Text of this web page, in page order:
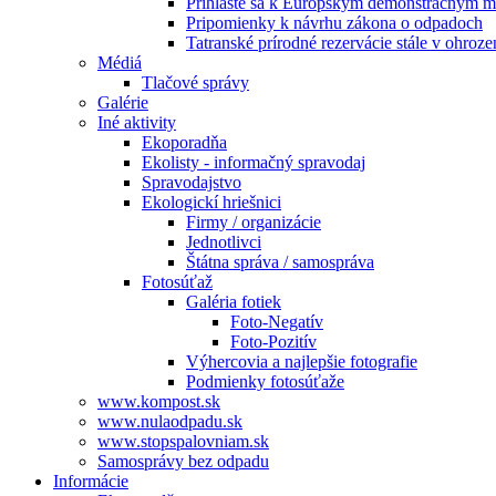
Pripomienky k návrhu zákona o odpadoch
Tatranské prírodné rezervácie stále v
Médiá
Tlačové správy
Galérie
Iné aktivity
Ekoporadňa
Ekolisty - informačný spravodaj
Spravodajstvo
Ekologickí hriešnici
Firmy / organizácie
Jednotlivci
Štátna správa / samospráva
Fotosúťaž
Galéria fotiek
Foto-Negatív
Foto-Pozitív
Výhercovia a najlepšie fotografie
Podmienky fotosúťaže
www.kompost.sk
www.nulaodpadu.sk
www.stopspalovniam.sk
Samosprávy bez odpadu
Informácie